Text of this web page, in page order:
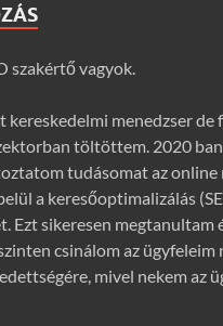
szakértő vagyok.
kereskedelmi menedzser de
töltöttem. 2020
tudásomat az
a keresőoptimalizálás
Ezt sikeresen megtanultam
csinálom az ügyfeleim
mivel nekem az